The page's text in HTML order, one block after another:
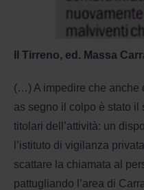
Il Tirreno, ed. Massa
(…) A impedire che anche
as segno il colpo è stato il
titolari dell’attività: un
l’istituto di vigilanza
scattare la chiamata al
pattugliando l’area di